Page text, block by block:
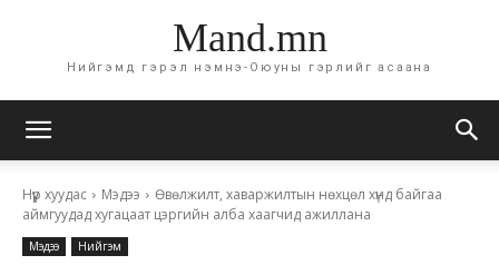
Mand.mn
Нийгэмд гэрэл нэмнэ-Оюуны гэрлийг асаана
Нүүр хуудас Мэдээ
Өвөлжилт, хаваржилтын нөхцөл хүнд байгаа
аймгуудад хугацаат цэргийн алба хаагчид ажиллана
Мэдээ Нийгэм